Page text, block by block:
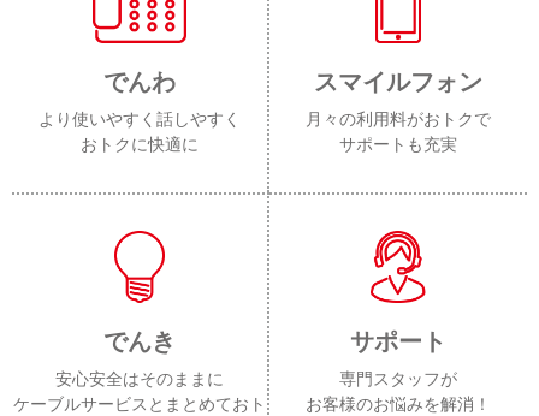
でんわ
より使いやすく話しやすく
おトクに快適に
スマイルフォン
月々の利用料がおトクで
サポートも充実
でんき
安心安全はそのままに
ケーブルサービスとまとめておト
サポート
専門スタッフが
お客様のお悩みを解消！